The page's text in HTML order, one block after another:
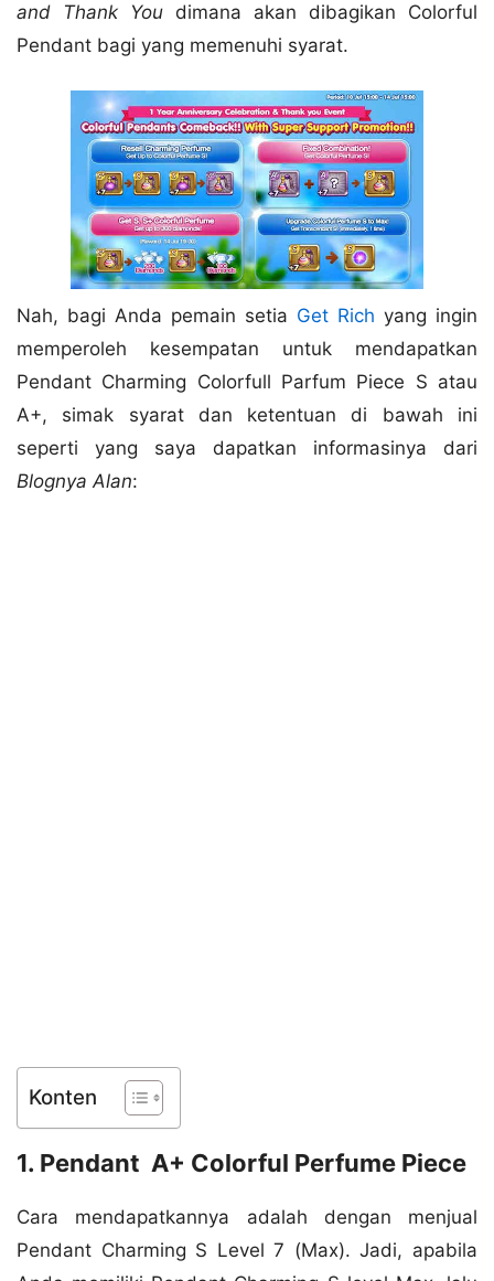
and Thank You dimana akan dibagikan Colorful
Pendant bagi yang memenuhi syarat.
Nah, bagi Anda pemain setia Get Rich yang ingin
memperoleh kesempatan untuk mendapatkan
Pendant Charming Colorfull Parfum Piece S atau
A+, simak syarat dan ketentuan di bawah ini
seperti yang saya dapatkan informasinya dari
Blognya Alan:
Konten
1. Pendant A+ Colorful Perfume Piece
Cara mendapatkannya adalah dengan menjual
Pendant Charming S Level 7 (Max). Jadi, apabila